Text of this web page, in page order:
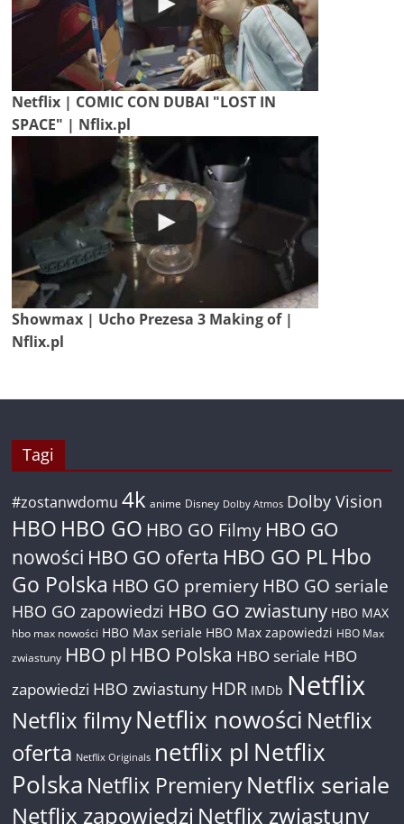
Netflix | COMIC CON DUBAI "LOST IN
SPACE" | Nflix.pl
Showmax | Ucho Prezesa 3 Making of |
Nflix.pl
Tagi
#zostanwdomu 4k anime Disney Dolby Atmos Dolby Vision
HBO HBO GO HBO GO Filmy HBO GO
nowości HBO GO oferta HBO GO PL Hbo
Go Polska HBO GO premiery HBO GO seriale
HBO GO zapowiedzi HBO GO zwiastuny HBO MAX
hbo max nowości HBO Max seriale HBO Max zapowiedzi HBO Max
zwiastuny HBO pl HBO Polska HBO seriale HBO
zapowiedzi HBO zwiastuny HDR IMDb Netflix
Netflix filmyNetflix nowości Netflix
oferta Netflix Originals netflix pl Netflix
Polska Netflix PremieryNetflix seriale
Netflix zapowiedzi Netflix zwiastuny